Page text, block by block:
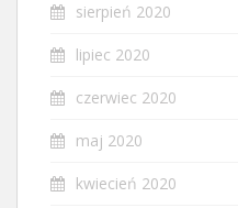
sierpień 2020
lipiec 2020
czerwiec 2020
maj 2020
kwiecień 2020